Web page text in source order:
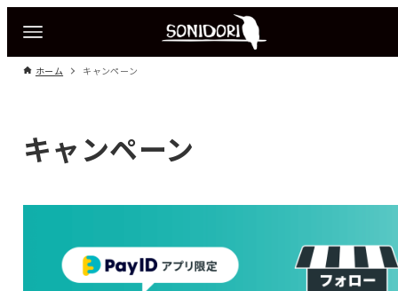
ホーム キャンペーン
キャンペーン